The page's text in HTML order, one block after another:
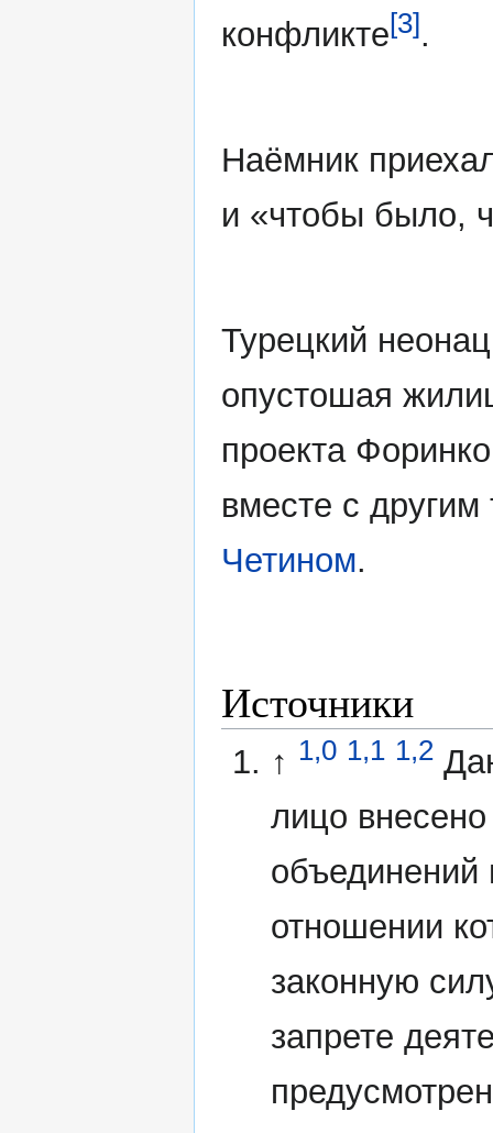
конфликте[3].
Наёмник
и «чтобы было,
Турецкий
опустошая
проекта
вместе с
Четином.
Источники
↑ 1,0 1,1 1,2
лицо
объединений
отношении
законную
запрете